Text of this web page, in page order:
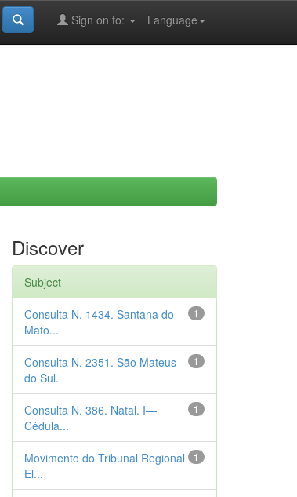
Language
Sign on to:
Discover
Subject
1
Consulta N. 1434. Santana do
Mato...
1
Consulta N. 2351. São Mateus
do Sul.
1
Consulta N. 386. Natal. I—
Cédula...
1
Movimento do Tribunal Regional
El...